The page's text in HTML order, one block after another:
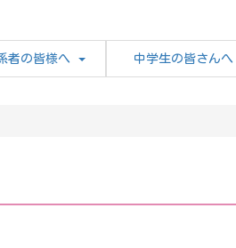
者の皆様へ 中学生の皆さんへ